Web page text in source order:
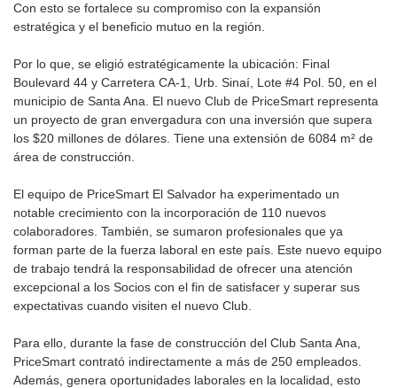
Con esto se fortalece su compromiso con la expansión
estratégica y el beneficio mutuo en la región.
Por lo que, se eligió estratégicamente la ubicación: Final
Boulevard 44 y Carretera CA-1, Urb. Sinaí, Lote #4 Pol. 50, en el
municipio de Santa Ana. El nuevo Club de PriceSmart representa
un proyecto de gran envergadura con una inversión que supera
los $20 millones de dólares. Tiene una extensión de 6084 m² de
área de construcción.
El equipo de PriceSmart El Salvador ha experimentado un
notable crecimiento con la incorporación de 110 nuevos
colaboradores. También, se sumaron profesionales que ya
forman parte de la fuerza laboral en este país. Este nuevo equipo
de trabajo tendrá la responsabilidad de ofrecer una atención
excepcional a los Socios con el fin de satisfacer y superar sus
expectativas cuando visiten el nuevo Club.
Para ello, durante la fase de construcción del Club Santa Ana,
PriceSmart contrató indirectamente a más de 250 empleados.
Además, genera oportunidades laborales en la localidad, esto